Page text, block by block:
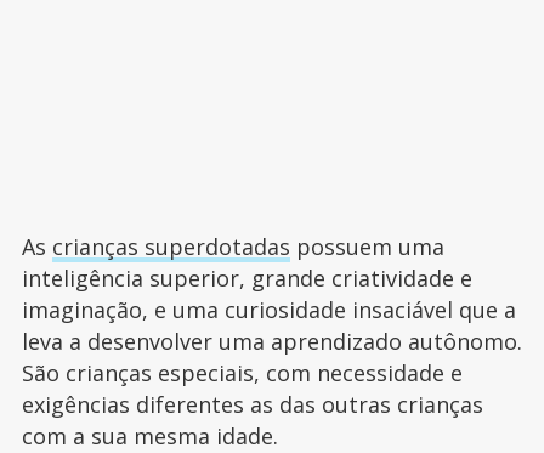
As crianças superdotadas possuem uma
inteligência superior, grande criatividade e
imaginação, e uma curiosidade insaciável que a
leva a desenvolver uma aprendizado autônomo.
São crianças especiais, com necessidade e
exigências diferentes as das outras crianças
com a sua mesma idade.